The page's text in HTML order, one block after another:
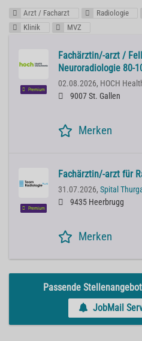
Arzt / Facharzt Radiologie
Klinik
MVZ
Premium
Fachärztin/-arzt /
Neuroradiologie 80-
02.08.2026, HOCH
9007 St. Gallen
Merken
Premium
Fachärztin/-arzt für
31.07.2026, Spital
9435 Heerbrugg
Merken
Passende
JobMail